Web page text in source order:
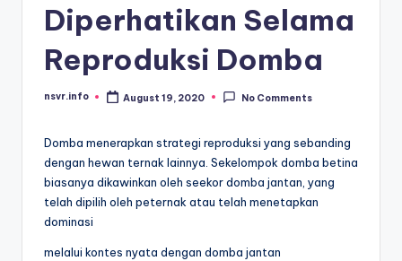
Diperhatikan Selama
Reproduksi Domba
Posted
nsvr.info August 19, 2020 No Comments
Domba menerapkan strategi reproduksi yang sebanding
dengan hewan ternak lainnya. Sekelompok domba betina
biasanya dikawinkan oleh seekor domba jantan, yang
telah dipilih oleh peternak atau telah menetapkan
dominasi
melalui kontes nyata dengan domba jantan